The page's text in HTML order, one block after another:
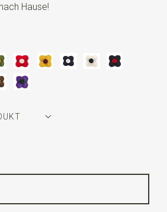
Hause!